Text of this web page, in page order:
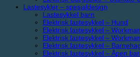
Lastesykler – spesialdesign
Lastesykkel barn
Elektrisk lastesykkel – Hund
Elektrisk lastesykkel – Workman
Elektrisk lastesykkel –
Elektrisk lastesykkel –
Elektrisk lastesykkel – Åpen